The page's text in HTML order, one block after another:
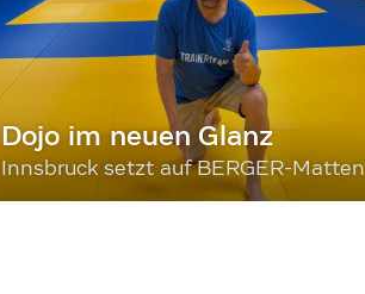
Dojo im neuen Glanz
Innsbruck setzt auf BERGER-Matten